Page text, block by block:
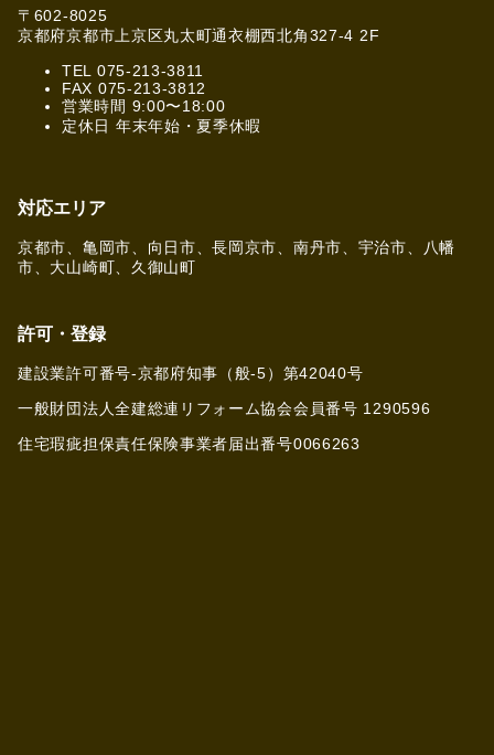
〒602-8025
京都府京都市上京区丸太町通衣棚西北角327-4 2F
TEL 075-213-3811
FAX 075-213-3812
営業時間 9:00〜18:00
定休日 年末年始・夏季休暇
対応エリア
京都市、亀岡市、向日市、長岡京市、南丹市、宇治市、八幡
市、大山崎町、久御山町
許可・登録
建設業許可番号-京都府知事（般-5）第42040号
一般財団法人全建総連リフォーム協会会員番号 1290596
住宅瑕疵担保責任保険事業者届出番号0066263